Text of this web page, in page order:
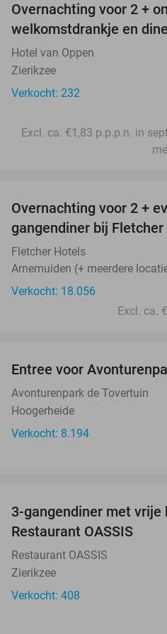
Overnachting voor 2 +
welkomstdrankje en
Hotel van Oppen
Zierikzee
Verkocht: 232
Excl. ca. €1,83 p.p.p.n. in
Overnachting voor 2 +
gangendiner bij
Fletcher Hotels
Arnemuiden (+ meerdere
Verkocht: 18.056
Excl. ca.
Entree voor
Avonturenpark de Tovertuin
Hoogerheide
Verkocht: 8.194
3-gangendiner met vrije
Restaurant OASSIS
Restaurant OASSIS
Zierikzee
Verkocht: 408